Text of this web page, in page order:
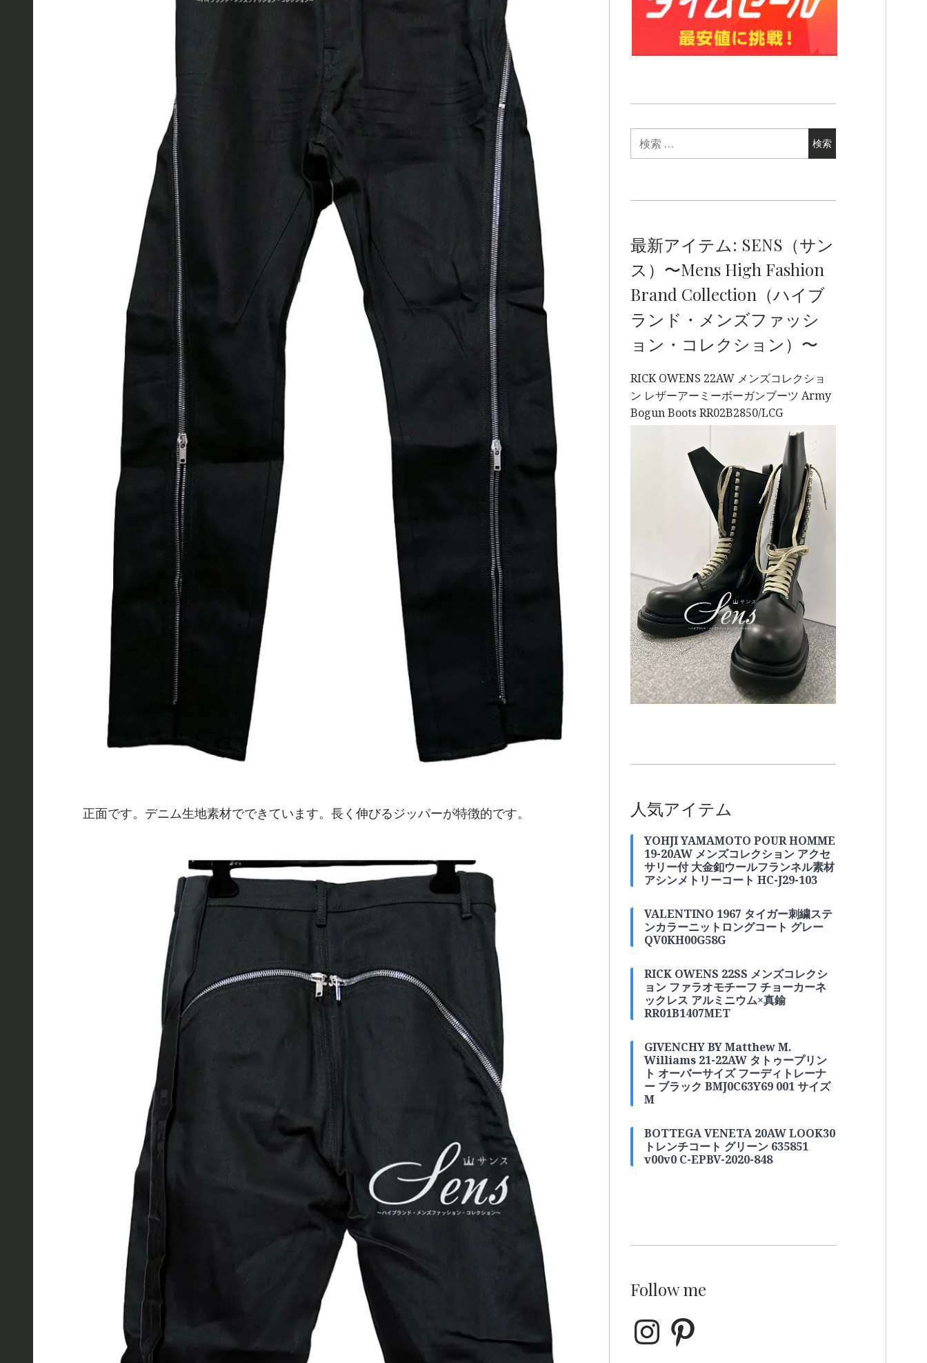
正面です。デニム生地素材でできています。長く伸びるジッパーが特徴的です。
最新アイテム: SENS（サン
ス）〜Mens High Fashion
Brand Collection（ハイブ
ランド・メンズファッシ
ョン・コレクション）〜
RICK OWENS 22AW メンズコレクショ
ン レザーアーミーボーガンブーツ Army
Bogun Boots RR02B2850/LCG
人気アイテム
YOHJI YAMAMOTO POUR HOMME
19-20AW メンズコレクション アクセ
サリー付 大金釦ウールフランネル素材
アシンメトリーコート HC-J29-103
VALENTINO 1967 タイガー刺繍ステ
ンカラーニットロングコート グレー
QV0KH00G58G
RICK OWENS 22SS メンズコレクシ
ョン ファラオモチーフ チョーカーネ
ックレス アルミニウム×真鍮
RR01B1407MET
GIVENCHY BY Matthew M.
Williams 21-22AW タトゥープリン
ト オーバーサイズ フーディトレーナ
ー ブラック BMJ0C63Y69 001 サイズ
M
BOTTEGA VENETA 20AW LOOK30
トレンチコート グリーン 635851
v00v0 C-EPBV-2020-848
Follow me